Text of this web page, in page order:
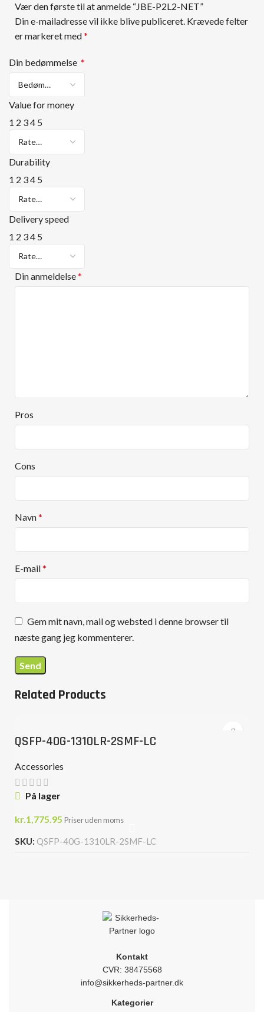
Vær den første til at anmelde “JBE-P2L2-NET”
Din e-mailadresse vil ikke blive publiceret. Krævede felter
er markeret med*
Din bedømmelse *
Value for money
1 2 34 5
Durability
1 2 34 5
Delivery speed
1 2 34 5
Din anmeldelse*
Pros
Cons
Navn*
E-mail*
Gem mit navn, mail og websted i denne browser til
næste gang jeg kommenterer.
Related Products
QSFP-40G-1310LR-2SMF-LC
Accessories
På lager
kr.1,775.95 Priser uden moms
SKU: QSFP-40G-1310LR-2SMF-LC
Kontakt
CVR: 38475568
info@sikkerheds-partner.dk
Kategorier